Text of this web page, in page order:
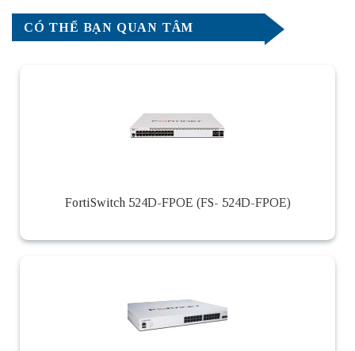
CÓ THỂ BẠN QUAN TÂM
FortiSwitch 524D-FPOE (FS- 524D-FPOE)